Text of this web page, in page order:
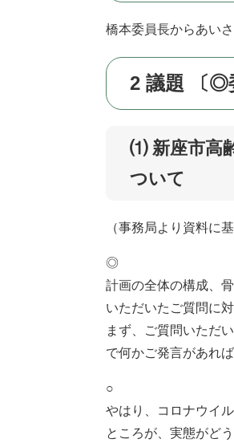
橋本委員長からあい
2 議題 〔◎
⑴ 新座市高
ついて
（事務局より資料に
◎
計画の全体の構成、
いただいたご質問に
まず、ご質問いただ
で何かご発言があれ
○
やはり、コロナウイ
ところが、実態がど